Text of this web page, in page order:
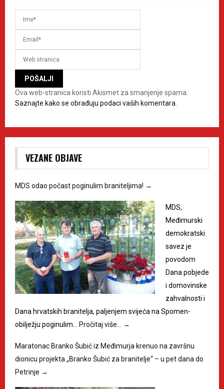
Ova web-stranica koristi Akismet za smanjenje spama.
Saznajte kako se obrađuju podaci vaših komentara.
VEZANE OBJAVE
MDS odao počast poginulim braniteljima! →
MDS,
Međimurski
demokratski
savez je
povodom
Dana pobjede
i domovinske
zahvalnosti i
Dana hrvatskih branitelja, paljenjem svijeća na Spomen-
obilježju poginulim… Pročitaj više… →
Maratonac Branko Šubić iz Međimurja krenuo na završnu
dionicu projekta „Branko Šubić za branitelje“ – u pet dana do
Petrinje →